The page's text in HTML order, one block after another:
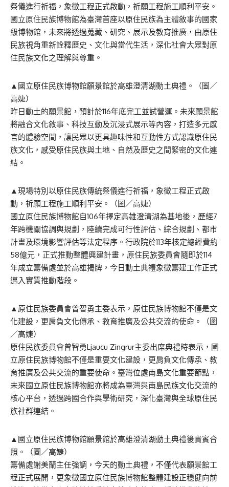
祭儀進行祈福，象徵工程正式啟動，祈願工程施工順利平安。
國立原住民族博物館為臺灣首座以原住民族為主體敘事的國家
級博物館，未來將透過蒐藏、研究、展示及教育推廣，由原住
民族視角重新詮釋歷史、文化與當代生活，深化社會大眾對原
住民族文化之理解與尊重。
▲國立原住民族博物館願景館於高雄澄清湖動土典禮。（圖／
高婕）
昨日動土的願景館，預計於116年底完工並試營運。未來願景館
將融合文化敘事、科技互動及沉浸式展示等內容，打造多元感
官的體驗空間，讓民眾以更具趣味性和互動性方式認識原住民
族文化，感受原住民族與土地、自然及歷史之間緊密的文化連
結。
▲現場特別以原住民族傳統祭儀進行祈福，象徵工程正式啟
動，祈願工程施工順利平安。（圖／高婕）
國立原住民族博物館自106年擇定高雄澄清湖為基地後，歷經7
年跨機關協調與規劃，陸續完成可行性評估、綜合規劃、都市
計畫及環境影響評估等法定程序。行政院於113年核定總經費約
58億元，正式推動整體興建計畫，原住民族委員會隨即於114
年成立籌備處並於高雄揭牌，今日動土典禮象徵籌建工作正式
邁入實質推動階段。
▲原住民族委員會曾智勇主委表示，原住民族博物館不僅是文
化建設，更肩負文化傳承、教育推廣及公共交流的使命。（圖
／高婕）
原住民族委員會曾智勇Ljaucu Zingrur主委出席典禮時表示，國
立原住民族博物館不僅是重要文化建設，更肩負文化傳承、教
育推廣及公共交流的重要使命。臺灣位處南島文化重要節點，
未來國立原住民族博物館亦將成為臺灣與南島民族文化交流的
核心平台，透過跨國合作與學術研究，深化臺灣與全球原住民
族社群連結。
▲國立原住民族博物館願景館於高雄澄清湖動土典禮後貴賓合
照。（圖／高婕）
籌備處謝美蘭主任強調，今天的動土典禮，不僅代表願景館工
程正式展開，更象徵國立原住民族博物館整體建設正穩健向前